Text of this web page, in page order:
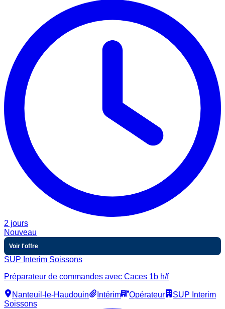
2 jours
Nouveau
Voir l'offre
SUP Interim Soissons
Préparateur de commandes avec Caces 1b h/f
Nanteuil-le-Haudouin Intérim Opérateur
SUP Interim
Soissons